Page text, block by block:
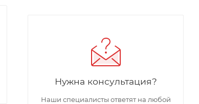
Нужна консультация?
Наши специалисты ответят на любой